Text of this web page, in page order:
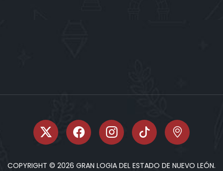
COPYRIGHT © 2026 GRAN LOGIA DEL ESTADO DE NUEVO LEÓN.